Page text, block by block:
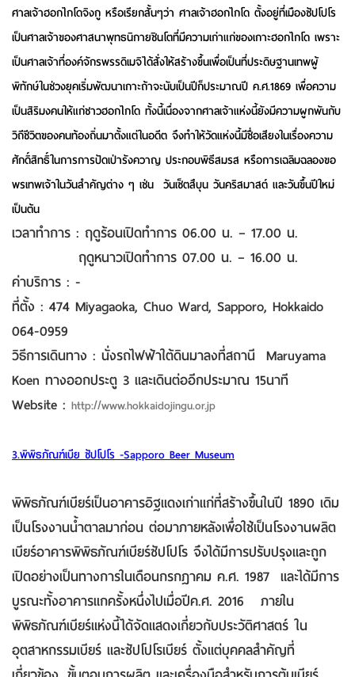
ศาลเจ้าฮอกไกโดจิงกู หรือเรียกสั้นๆว่า ศาลเจ้าฮอกไกโด ตั้งอยู่ที่เมืองซัปโปโร
เป็นศาลเจ้าของศาสนาพุทธนิกายชินโตที่มีความเก่าแก่ของเกาะฮอกไกโด เพราะ
เป็นศาลเจ้าที่องค์จักรพรรดิเมจิได้สั่งให้สร้างขึ้นเพื่อเป็นที่ประดิษฐานเทพผู้
พิทักษ์ในช่วงยุคเริ่มพัฒนาเกาะถ้าจะนับเป็นปีก็ประมาณปี ค.ศ.1869 เพื่อความ
เป็นสิริมงคนให้แก่ชาวฮอกไกโด ทั้งนี้เนื่องจากศาลเจ้าแห่งนี้ยังมีความผูกพันกับ
วิถีชีวิตของคนท้องถิ่นมาตั้งแต่ในอดีต จึงทำให้วัดแห่งนี้มีชื่อเสียงในเรื่องความ
ศักดิ์สิทธิ์ในการการปัดเป่ารังควาญ ประกอบพิธีสมรส หรือการเฉลิมฉลองขอ
พรเทพเจ้าในวันสำคัญต่าง ๆ เช่น วันเซ็ตสึบุน วันคริสมาสต์ และวันขึ้นปีใหม่
เป็นต้น
เวลาทำการ : ฤดูร้อนเปิดทำการ 06.00 น. – 17.00 น.
ฤดูหนาวเปิดทำการ 07.00 น. – 16.00 น.
ค่าบริการ : -
ที่ตั้ง : 474 Miyagaoka, Chuo Ward, Sapporo, Hokkaido
064-0959
วิธีการเดินทาง : นั่งรถไฟฟ้าใต้ดินมาลงที่สถานี Maruyama
Koen ทางออกประตู 3 และเดินต่ออีกประมาณ 15นาที
Website : http://www.hokkaidojingu.or.jp
3.พิพิธภัณฑ์เบีย ซัปโปโร -Sapporo Beer Museum
พิพิธภัณฑ์เบียร์เป็นอาคารอิฐแดงเก่าแก่ที่สร้างขึ้นในปี 1890 เดิม
เป็นโรงงานน้ำตาลมาก่อน ต่อมาภายหลังเพื่อใช้เป็นโรงงานผลิต
เบียร์อาคารพิพิธภัณฑ์เบียร์ซัปโปโร จึงได้มีการปรับปรุงและถูก
เปิดอย่างเป็นทางการในเดือนกรกฎาคม ค.ศ. 1987 และได้มีการ
บูรณะทั้งอาคารแกครั้งหนึ่งไปเมื่อปีค.ศ. 2016 ภายใน
พิพิธภัณฑ์เบียร์แห่งนี้ได้จัดแสดงเกี่ยวกับประวัติศาสตร์ ใน
อุตสาหกรรมเบียร์ และซัปโปโรเบียร์ ตั้งแต่บุคคลสำคัญที่